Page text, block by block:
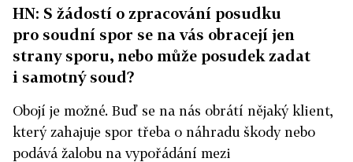
HN: S žádostí o zpracování posudku
pro soudní spor se na vás obracejí jen
strany sporu, nebo může posudek zadat
i samotný soud?
Obojí je možné. Buď se na nás obrátí nějaký klient,
který zahajuje spor třeba o náhradu škody nebo
podává žalobu na vypořádání mezi